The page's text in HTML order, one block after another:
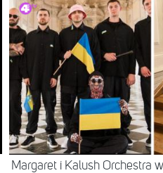
Margaret i Kalush Orchestra